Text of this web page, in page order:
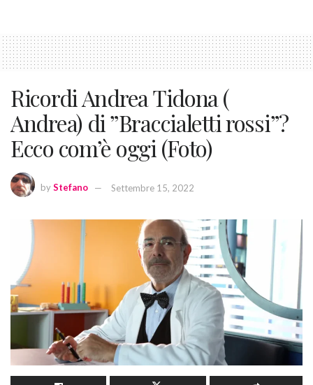
Ricordi Andrea Tidona (
Andrea) di ”Braccialetti rossi”?
Ecco com’è oggi (Foto)
byStefano Settembre 15, 2022